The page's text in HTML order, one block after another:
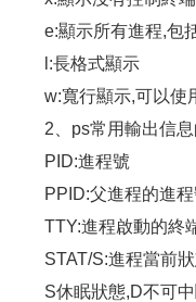
e:顯示所有進程,包
l:長格式顯示
w:寬行顯示,可以使
2、ps常用輸出信
PID:進程號
PPID:父進程的進
TTY:進程啟動的終
STAT/S:進程當前
S休眠狀態,D不可